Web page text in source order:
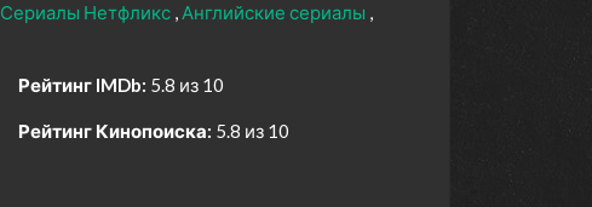
Сериалы Нетфликс Английские сериалы
Рейтинг IMDb: 5.8 из 10
Рейтинг Кинопоиска: 5.8 из 10